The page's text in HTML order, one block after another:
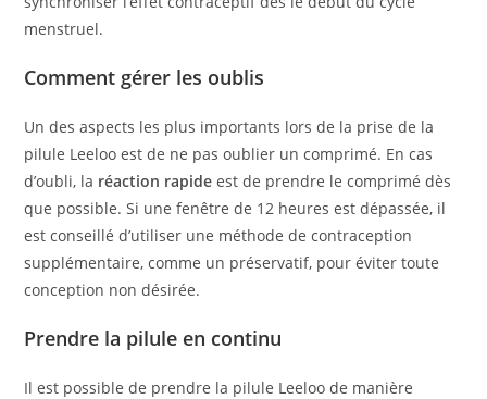
menstruel.
Comment gérer les oublis
Un des aspects les plus importants lors de la prise de la
pilule Leeloo est de ne pas oublier un comprimé. En cas
d’oubli, la réaction rapide est de prendre le comprimé dès
que possible. Si une fenêtre de 12 heures est dépassée, il
est conseillé d’utiliser une méthode de contraception
supplémentaire, comme un préservatif, pour éviter toute
conception non désirée.
Prendre la pilule en continu
Il est possible de prendre la pilule Leeloo de manière